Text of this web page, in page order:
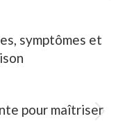
symptômes et
pour maîtriser